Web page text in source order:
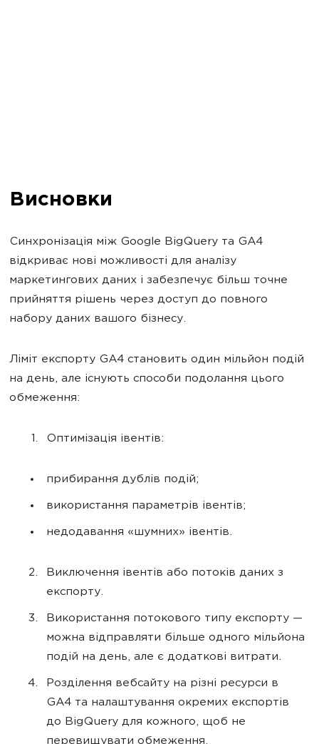
Висновки
Синхронізація між Google BigQuery та GA4
відкриває нові можливості для аналізу
маркетингових даних і забезпечує більш точне
прийняття рішень через доступ до повного
набору даних вашого бізнесу.
Ліміт експорту GA4 становить один мільйон подій
на день, але існують способи подолання цього
обмеження:
Оптимізація івентів:
прибирання дублів подій;
використання параметрів івентів;
недодавання «шумних» івентів.
Виключення івентів або потоків даних з
експорту.
Використання потокового типу експорту —
можна відправляти більше одного мільйона
подій на день, але є додаткові витрати.
Розділення вебсайту на різні ресурси в
GA4 та налаштування окремих експортів
до BigQuery для кожного, щоб не